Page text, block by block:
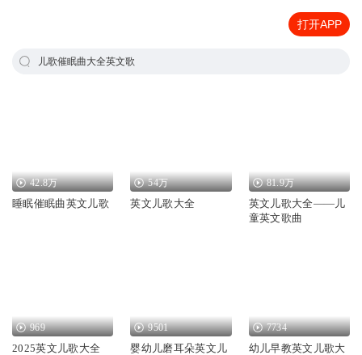
打开APP
儿歌催眠曲大全英文歌
42.8万
睡眠催眠曲英文儿歌
54万
英文儿歌大全
81.9万
英文儿歌大全——儿
童英文歌曲
969
2025英文儿歌大全
9501
婴幼儿磨耳朵英文儿
7734
幼儿早教英文儿歌大